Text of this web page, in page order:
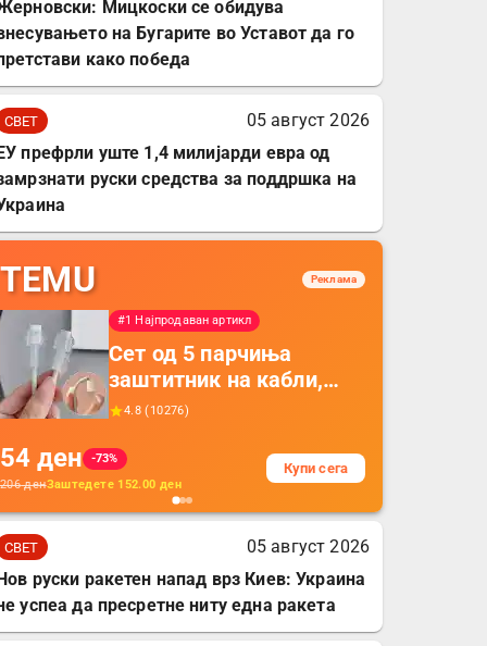
Мицкоски се обидува
на Бугарите во Уставот да го
како победа
СВЕТ
05 август 2026
префрли уште 1,4 милијарди евра од
руски средства за поддршка на
TEMU Реклама
#1 Најпродаван артикл
Сет од 5 парчиња
заштитник на кабли,
прекривка за заштита
додатоци за заштита на
кабли, без батерија, за
мобилни телефони,
комплет за заштита на
4.8 (10276)
54 ден
-73%
206денЗаштедете 152.00 ден
Купи сега
СВЕТ
05 август 2026
руски ракетен напад врз Киев: Украина
успеа да пресретне ниту една ракета